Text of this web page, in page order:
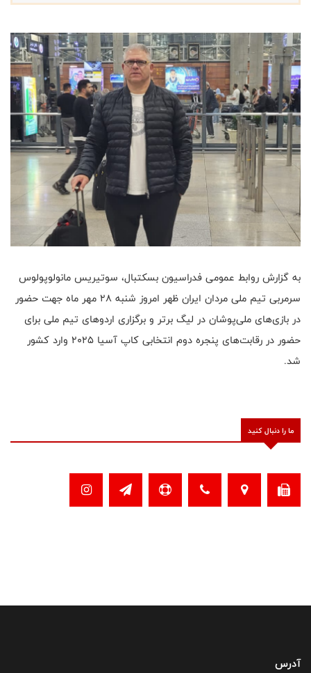
به گزارش روابط عمومی فدراسیون بسکتبال، سوتیریس مانولوپولوس
سرمربی تیم ملی مردان ایران ظهر امروز شنبه ۲۸ مهر ماه جهت حضور
در بازی‌های ملی‌پوشان در لیگ برتر و برگزاری اردوهای تیم ملی برای
حضور در رقابت‌های پنجره دوم انتخابی کاپ آسیا ۲۰۲۵ وارد کشور
شد.
ما را دنبال کنید
آدرس